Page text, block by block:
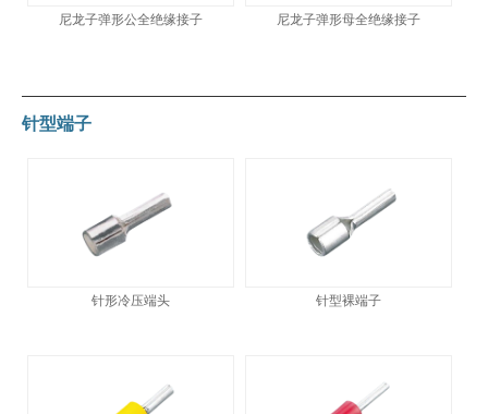
尼龙子弹形公全绝缘接子 尼龙子弹形母全绝缘接子
针型端子
针形冷压端头 针型裸端子